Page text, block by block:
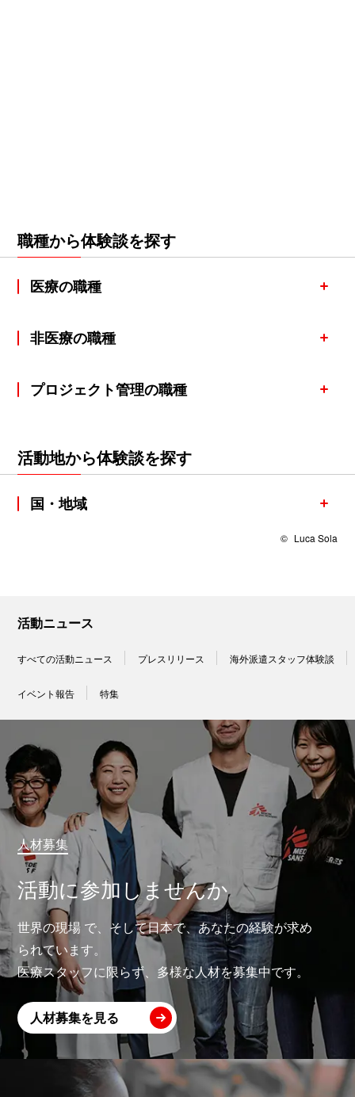
職種から体験談を探す
医療の職種
非医療の職種
プロジェクト管理の職種
活動地から体験談を探す
国・地域
© Luca Sola
活動ニュース
すべての活動ニュース プレスリリース 海外派遣スタッフ体験談
イベント報告 特集
人材募集
活動に参加しませんか
世界の現場 で、そして日本で、あなたの経験が求め
られています。
医療スタッフに限らず、多様な人材を募集中です。
人材募集を見る